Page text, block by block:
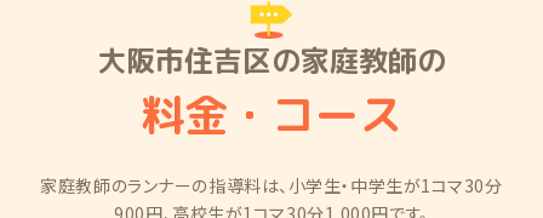
大阪市住吉区の家庭教師の
料金・コース
家庭教師のランナーの指導料は、小学生・中学生が1コマ30分
900円、高校生が1コマ30分1,000円です。